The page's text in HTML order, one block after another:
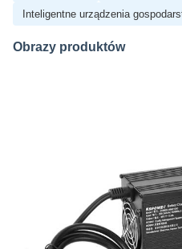
Inteligentne urządzenia
Obrazy produktów